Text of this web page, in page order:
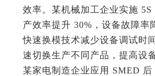
效率。某机械加工企业实施 5S
产效率提升 30%，设备故障率
快速换模技术减少设备调试时
速切换生产不同产品，提高设
某家电制造企业应用 SMED 后